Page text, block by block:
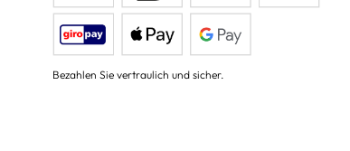
Bezahlen Sie vertraulich und sicher.